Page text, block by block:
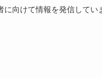
に向けて情報を発信してい